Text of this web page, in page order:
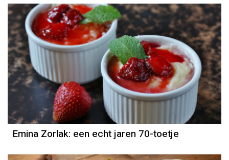
Emina Zorlak: een echt jaren 70-toetje